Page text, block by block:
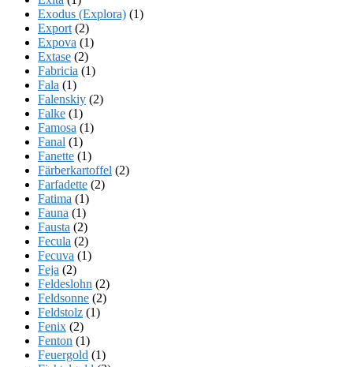
Exodus (Explora) (1)
Export (2)
Expova (1)
Extase (2)
Fabricia (1)
Fala (1)
Falenskiy (2)
Falke (1)
Famosa (1)
Fanal (1)
Fanette (1)
Färberkartoffel (2)
Farfadette (2)
Fatima (1)
Fauna (1)
Fausta (2)
Fecula (2)
Fecuva (1)
Feja (2)
Feldeslohn (2)
Feldsonne (2)
Feldstolz (1)
Fenix (2)
Fenton (1)
Feuergold (1)